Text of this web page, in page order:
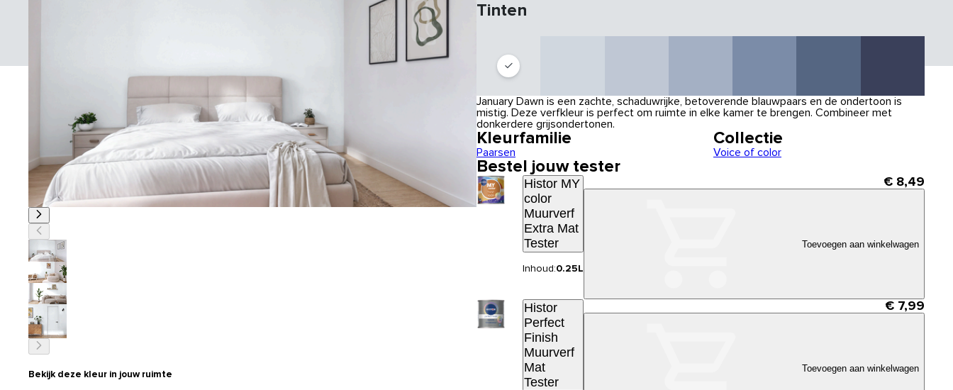
Bekijk deze kleur in jouw ruimte
Tinten
January Dawn is een zachte, schaduwrijke, betoverende blauwpaars en de ondertoon is
mistig. Deze verfkleur is perfect om ruimte in elke kamer te brengen. Combineer met
donkerdere grijsondertonen.
Kleurfamilie
Paarsen
Collectie
Voice of color
Bestel jouw tester
Histor MY
color
Muurverf
Extra Mat
Tester
Inhoud:0.25L
€ 8,49
Toevoegen aan winkelwagen
Histor
Perfect
Finish
Muurverf
Mat
Tester
€ 7,99
Toevoegen aan winkelwagen